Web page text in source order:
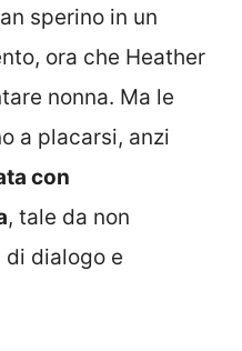
sperino in un
ora che Heather
nonna. Ma le
a placarsi, anzi
con
, tale da non
di dialogo e